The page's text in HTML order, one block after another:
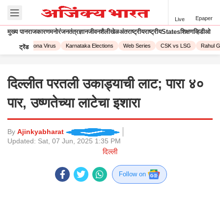
Live Epaper
मुख्य पानराजकारणमनोरंजनतंत्रज्ञानजीवनशैलीखेळअंतराष्ट्रीयराष्ट्रीयStatesशिक्षणव्हिडीओ
ट्रेंड
Corona Virus Karnataka Elections Web Series CSK vs LSG Rahul
दिल्लीत परतली उकाड्याची लाट; पारा ४०
पार, उष्णतेच्या लाटेचा इशारा
By Ajinkyabharat
Updated: Sat, 07 Jun, 2025 1:35 PM
दिल्ली
Follow on